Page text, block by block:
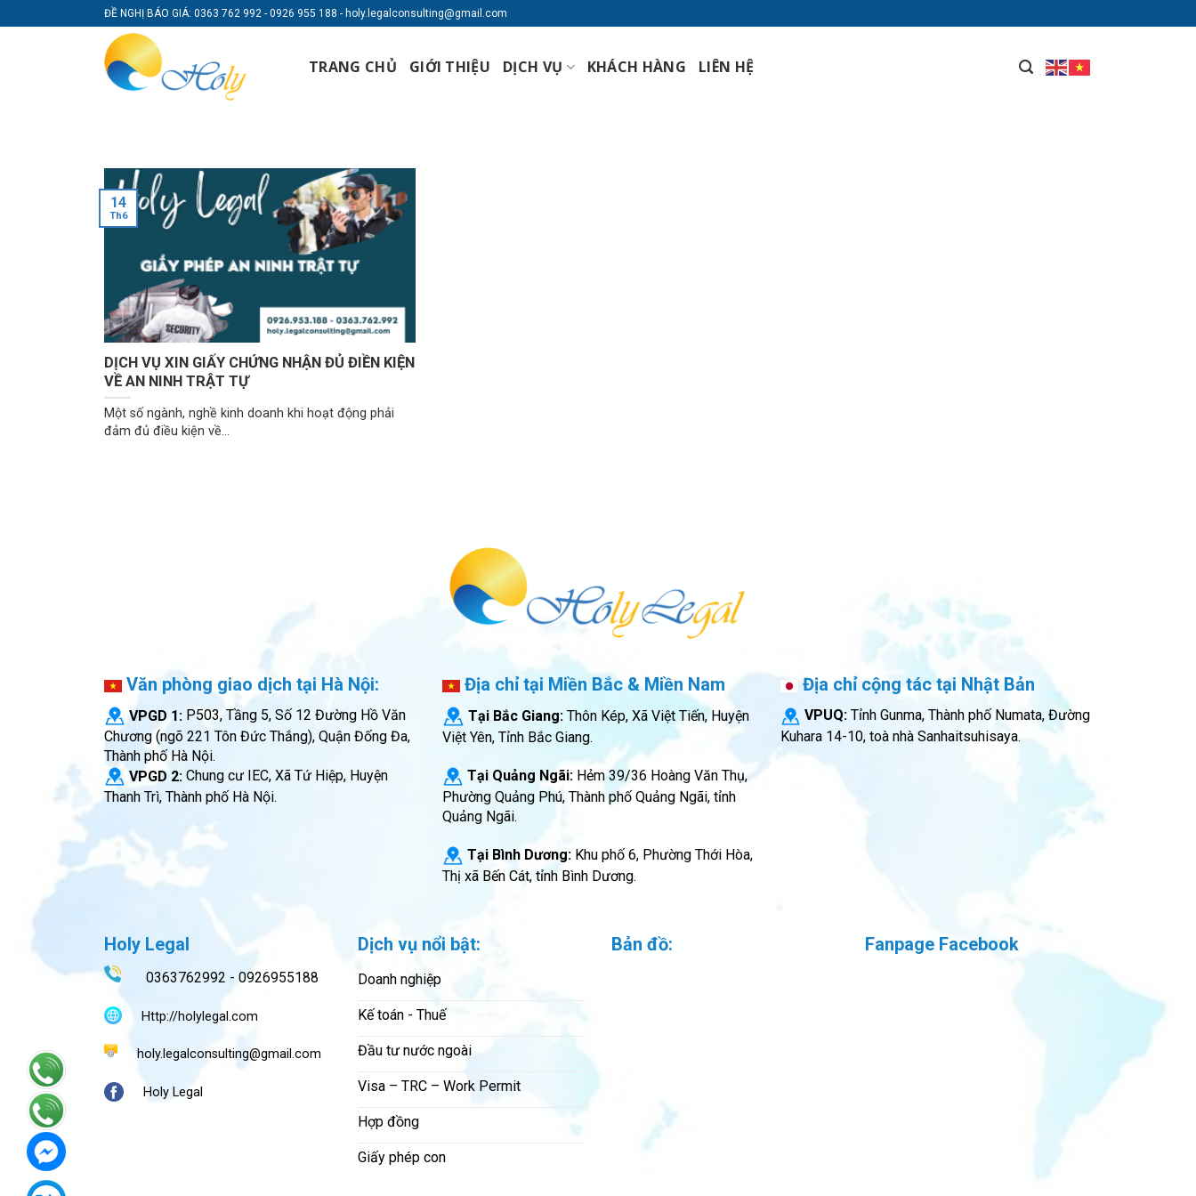
to
ĐỀ NGHỊ BÁO GIÁ: 0363 762 992 - 0926 955 188 - holy.legalconsulting@gmail.com
TRANG CHỦ GIỚI THIỆU DỊCH VỤ KHÁCH HÀNG LIÊN HỆ
DỊCH VỤ XIN GIẤY CHỨNG NHẬN ĐỦ ĐIỀN KIỆN
VỀ AN NINH TRẬT TỰ
Một số ngành, nghề kinh doanh khi hoạt động phải
đảm đủ điều kiện về...
14
Th6
Văn phòng giao dịch tại Hà Nội:
VPGD 1: P503, Tầng 5, Số 12 Đường Hồ Văn
Chương (ngõ 221 Tôn Đức Thắng), Quận Đống Đa,
Thành phố Hà Nội.
VPGD 2: Chung cư IEC, Xã Tứ Hiệp, Huyện
Thanh Trì, Thành phố Hà Nội.
Địa chỉ tại Miền Bắc & Miền Nam
Tại Bắc Giang: Thôn Kép, Xã Việt Tiến, Huyện
Việt Yên, Tỉnh Bắc Giang.
Tại Quảng Ngãi: Hẻm 39/36 Hoàng Văn Thụ,
Phường Quảng Phú, Thành phố Quảng Ngãi, tỉnh
Quảng Ngãi.
Tại Bình Dương: Khu phố 6, Phường Thới Hòa,
Thị xã Bến Cát, tỉnh Bình Dương.
Địa chỉ cộng tác tại Nhật Bản
VPUQ: Tỉnh Gunma, Thành phố Numata, Đường
Kuhara 14-10, toà nhà Sanhaitsuhisaya.
Holy Legal
0363762992 - 0926955188
Http://holylegal.com
holy.legalconsulting@gmail.com
Holy Legal
Dịch vụ nổi bật:
Doanh nghiệp
Kế toán - Thuế
Đầu tư nước ngoài
Visa – TRC – Work Permit
Hợp đồng
Giấy phép con
Bản đồ: Fanpage Facebook